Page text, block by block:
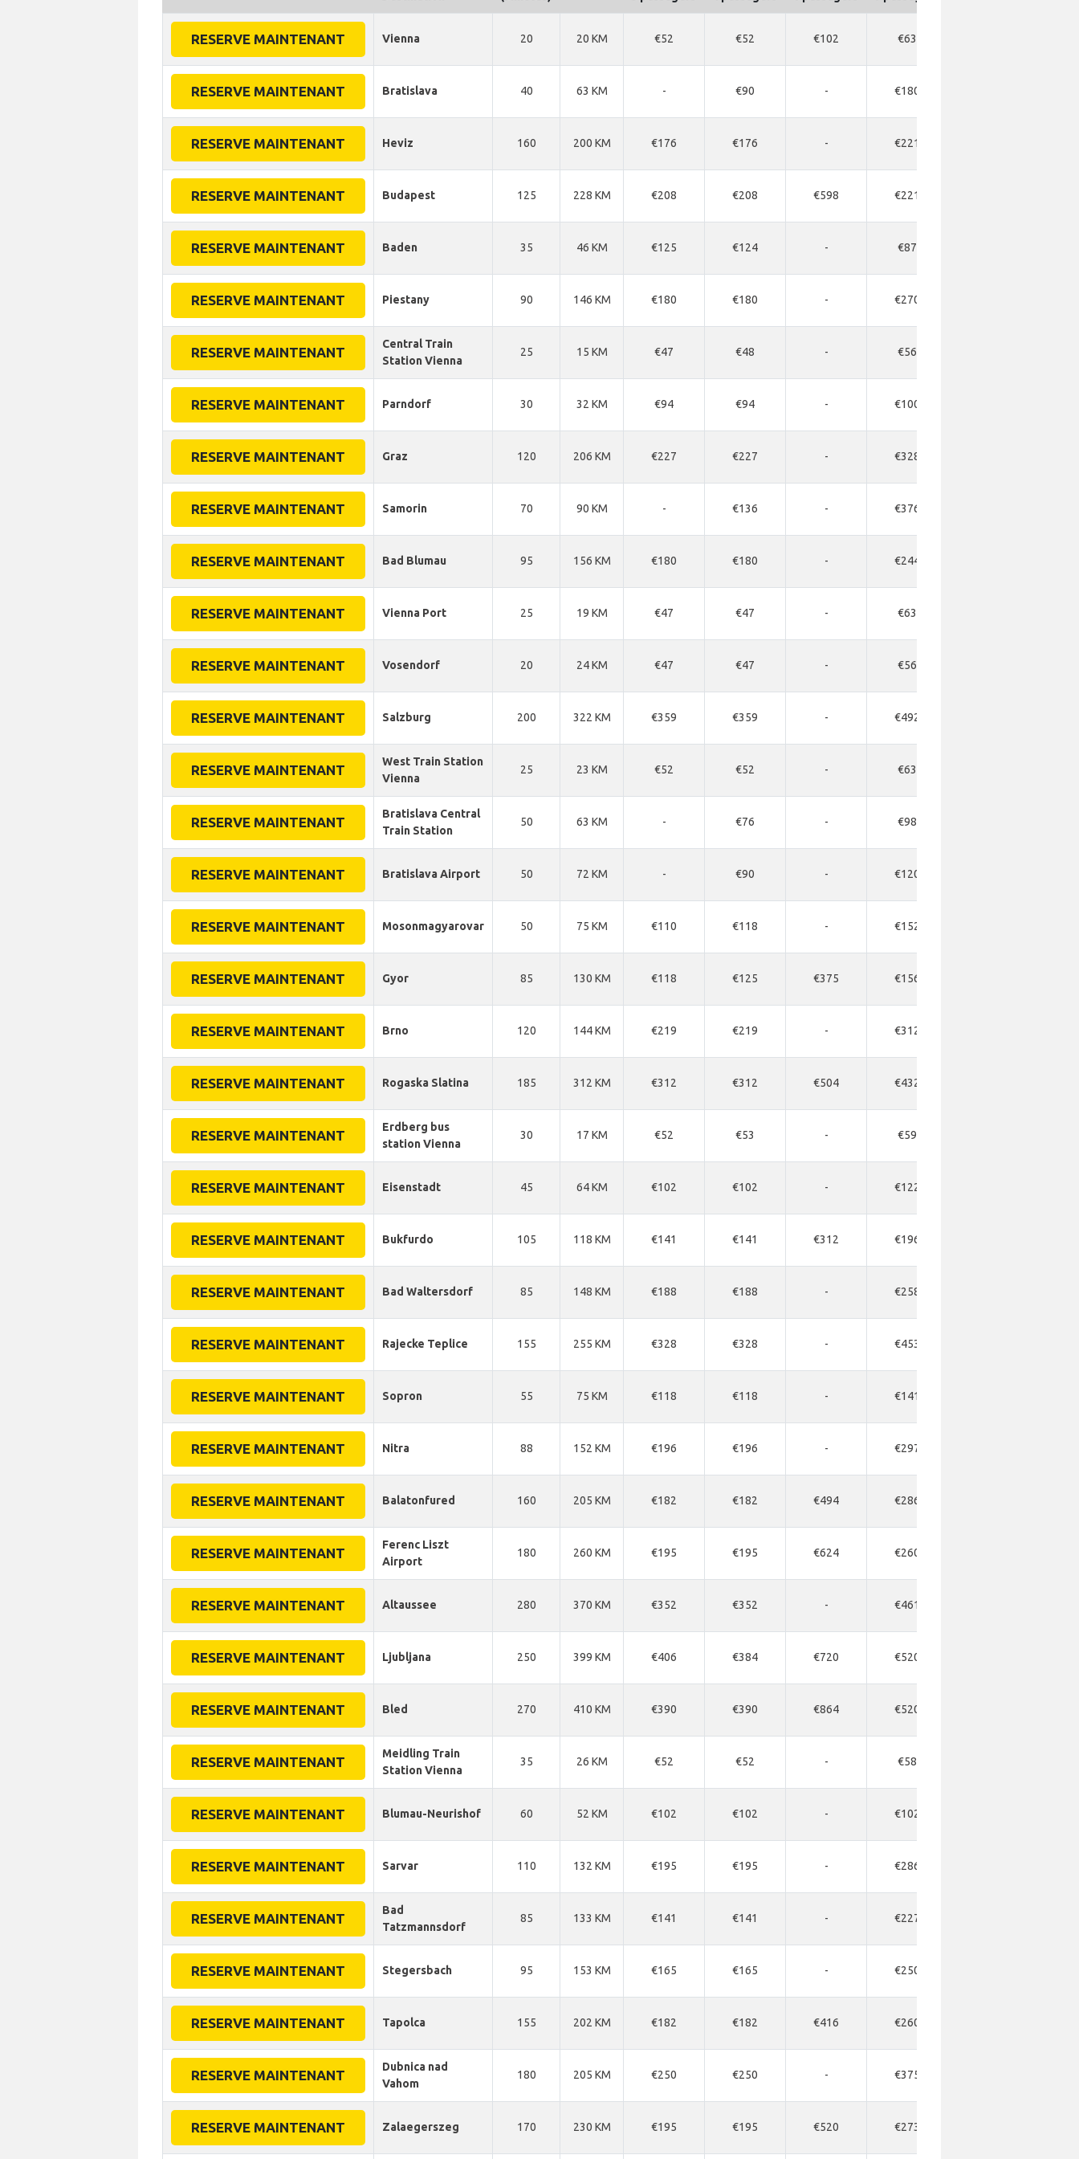
RESERVE MAINTENANT Vienna 20 20 KM €52 €52 €102 €63
RESERVE MAINTENANT Bratislava 40 63 KM - €90 - €180
RESERVE MAINTENANT Heviz 160 200 KM €176 €176 - €221
RESERVE MAINTENANT Budapest 125 228 KM €208 €208 €598 €221
RESERVE MAINTENANT Baden 35 46 KM €125 €124 - €87
RESERVE MAINTENANT Piestany 90 146 KM €180 €180 - €270
RESERVE MAINTENANT
Central Train
Station Vienna
25 15 KM €47 €48 - €56
RESERVE MAINTENANT Parndorf 30 32 KM €94 €94 - €100
RESERVE MAINTENANT Graz 120 206 KM €227 €227 - €328
RESERVE MAINTENANT Samorin 70 90 KM - €136 - €376
RESERVE MAINTENANT Bad Blumau 95 156 KM €180 €180 - €244
RESERVE MAINTENANT Vienna Port 25 19 KM €47 €47 - €63
RESERVE MAINTENANT Vosendorf 20 24 KM €47 €47 - €56
RESERVE MAINTENANT Salzburg 200 322 KM €359 €359 - €492
RESERVE MAINTENANT
West Train Station
Vienna
25 23 KM €52 €52 - €63
RESERVE MAINTENANT
Bratislava Central
Train Station
50 63 KM - €76 - €98
RESERVE MAINTENANT Bratislava Airport 50 72 KM - €90 - €120
RESERVE MAINTENANT Mosonmagyarovar 50 75 KM €110 €118 - €152
RESERVE MAINTENANT Gyor 85 130 KM €118 €125 €375 €156
RESERVE MAINTENANT Brno 120 144 KM €219 €219 - €312
RESERVE MAINTENANT Rogaska Slatina 185 312 KM €312 €312 €504 €432
RESERVE MAINTENANT
Erdberg bus
station Vienna
30 17 KM €52 €53 - €59
RESERVE MAINTENANT Eisenstadt 45 64 KM €102 €102 - €122
RESERVE MAINTENANT Bukfurdo 105 118 KM €141 €141 €312 €196
RESERVE MAINTENANT Bad Waltersdorf 85 148 KM €188 €188 - €258
RESERVE MAINTENANT Rajecke Teplice 155 255 KM €328 €328 - €453
RESERVE MAINTENANT Sopron 55 75 KM €118 €118 - €141
RESERVE MAINTENANT Nitra 88 152 KM €196 €196 - €297
RESERVE MAINTENANT Balatonfured 160 205 KM €182 €182 €494 €286
RESERVE MAINTENANT
Ferenc Liszt
Airport
180 260 KM €195 €195 €624 €260
RESERVE MAINTENANT Altaussee 280 370 KM €352 €352 - €461
RESERVE MAINTENANT Ljubljana 250 399 KM €406 €384 €720 €520
RESERVE MAINTENANT Bled 270 410 KM €390 €390 €864 €520
RESERVE MAINTENANT
Meidling Train
Station Vienna
35 26 KM €52 €52 - €58
RESERVE MAINTENANT Blumau-Neurishof 60 52 KM €102 €102 - €102
RESERVE MAINTENANT Sarvar 110 132 KM €195 €195 - €286
RESERVE MAINTENANT
Bad
Tatzmannsdorf
85 133 KM €141 €141 - €227
RESERVE MAINTENANT Stegersbach 95 153 KM €165 €165 - €250
RESERVE MAINTENANT Tapolca 155 202 KM €182 €182 €416 €260
RESERVE MAINTENANT
Dubnica nad
Vahom
180 205 KM €250 €250 - €375
RESERVE MAINTENANT Zalaegerszeg 170 230 KM €195 €195 €520 €273